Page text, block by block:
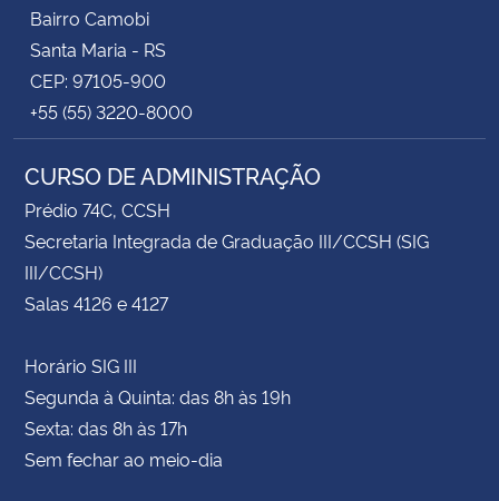
Bairro Camobi
Santa Maria - RS
CEP: 97105-900
+55 (55) 3220-8000
CURSO DE ADMINISTRAÇÃO
Prédio 74C, CCSH
Secretaria Integrada de Graduação III/CCSH (SIG
III/CCSH)
Salas 4126 e 4127
Horário SIG III
Segunda à Quinta: das 8h às 19h
Sexta: das 8h às 17h
Sem fechar ao meio-dia